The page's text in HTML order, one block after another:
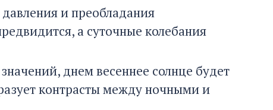
и преобладания
а суточные колебания
днем весеннее солнце будет
контрасты между ночными и